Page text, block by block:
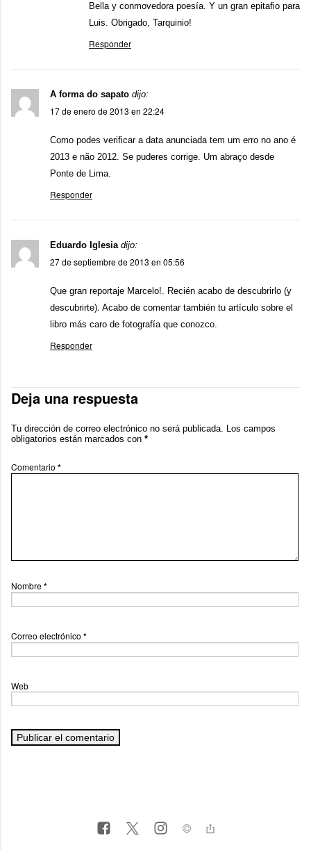
Bella y conmovedora poesía. Y un gran epitafio para
Luis. Obrigado, Tarquinio!
Responder
A forma do sapato dijo:
17 de enero de 2013 en 22:24
Como podes verificar a data anunciada tem um erro no ano é
2013 e não 2012. Se puderes corrige. Um abraço desde
Ponte de Lima.
Responder
Eduardo Iglesia dijo:
27 de septiembre de 2013 en 05:56
Que gran reportaje Marcelo!. Recién acabo de descubrirlo (y
descubrirte). Acabo de comentar también tu artículo sobre el
libro más caro de fotografía que conozco.
Responder
Deja una respuesta
Tu dirección de correo electrónico no será publicada. Los campos
obligatorios están marcados con *
Comentario *
Nombre*
Correo electrónico *
Web